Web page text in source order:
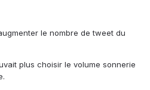
le nombre de tweet du
plus choisir le volume sonnerie